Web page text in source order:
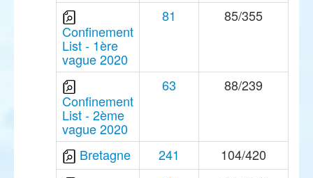
Confinement
List - 1ère
vague 2020
81 85/355
Confinement
List - 2ème
vague 2020
63 88/239
Bretagne 241 104/420